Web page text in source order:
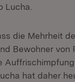
Lucha.
die Mehrheit
Bewohner von
hat daher